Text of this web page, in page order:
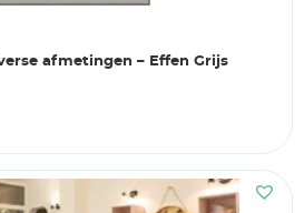
afmetingen – Effen Grijs